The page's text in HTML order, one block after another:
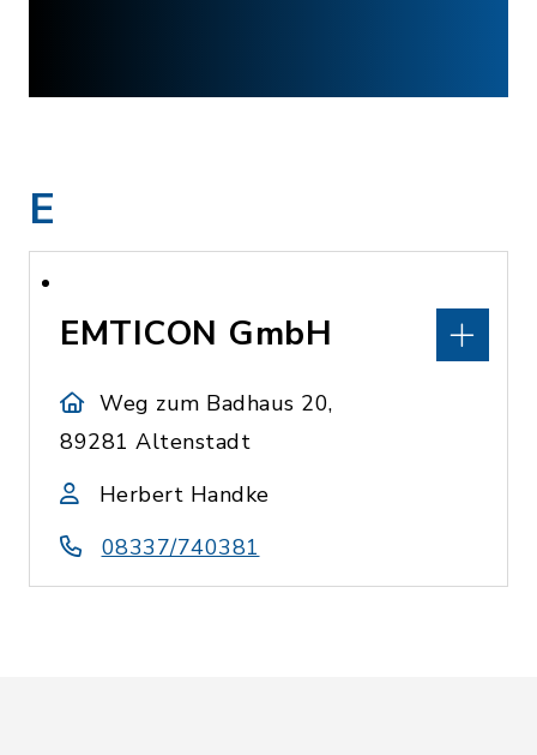
E
EMTICON GmbH
Weg zum Badhaus 20,
89281 Altenstadt
Herbert Handke
08337/740381